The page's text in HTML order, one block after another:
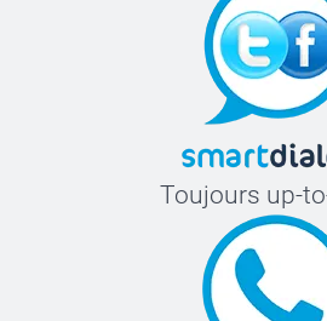
Toujours up-